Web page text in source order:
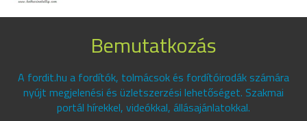
Bemutatkozás
A fordit.hu a fordítók, tolmácsok és fordítóirodák számára
nyújt megjelenési és üzletszerzési lehetőséget. Szakmai
portál hírekkel, videókkal, állásajánlatokkal.